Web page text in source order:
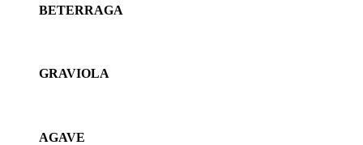
BETERRAGA
GRAVIOLA
AGAVE